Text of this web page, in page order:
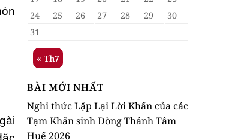
24
25 26 27 28 29
30
31
« Th7
BÀI MỚI NHẤT
Nghi thức Lặp Lại Lời Khấn của các
Tạm Khấn sinh Dòng Thánh Tâm
Huế 2026